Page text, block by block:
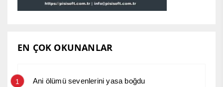
EN ÇOK OKUNANLAR
1 Ani ölümü sevenlerini yasa boğdu